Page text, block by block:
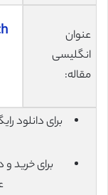
عنوان
انگلیسی
مقاله:
برای خرید و